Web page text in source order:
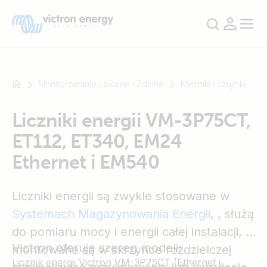
przykład
SmartSolar
Multiplus-
Orion
SmartShunt
Monitorowanie Lokalne i Zdalne Mierniki i czujniki
Liczniki energii VM-3P75CT,
ET112, ET340, EM24
Ethernet i EM540
Liczniki energii są zwykle stosowane w
Systemach Magazynowania Energii, , służą
do pomiaru mocy i energii całej instalacji, a
montowane są w skrzynce rozdzielczej
Victron oferuje szereg modeli:
Licznik energii Victron VM-3P75CT (Ethernet i